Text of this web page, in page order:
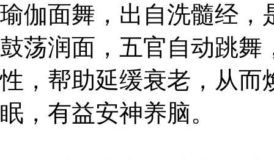
瑜伽面舞，出自洗髓经，
鼓荡润面，五官自动跳舞
性，帮助延缓衰老，从而
眠，有益安神养脑。